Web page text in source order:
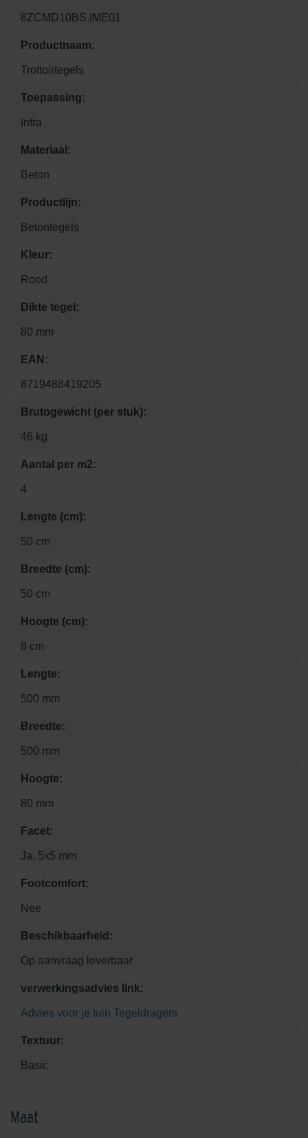
8ZCMD10BS.IME01
Productnaam:
Trottoirtegels
Toepassing:
Infra
Materiaal:
Beton
Productlijn:
Betontegels
Kleur:
Rood
Dikte tegel:
80 mm
EAN:
8719488419205
Brutogewicht (per stuk):
46 kg
Aantal per m2:
4
Lengte (cm):
50 cm
Breedte (cm):
50 cm
Hoogte (cm):
8 cm
Lengte:
500 mm
Breedte:
500 mm
Hoogte:
80 mm
Facet:
Ja, 5x5 mm
Footcomfort:
Nee
Beschikbaarheid:
Op aanvraag leverbaar
verwerkingsadvies link:
Advies voor je tuin Tegeldragers
Textuur:
Basic
Maat